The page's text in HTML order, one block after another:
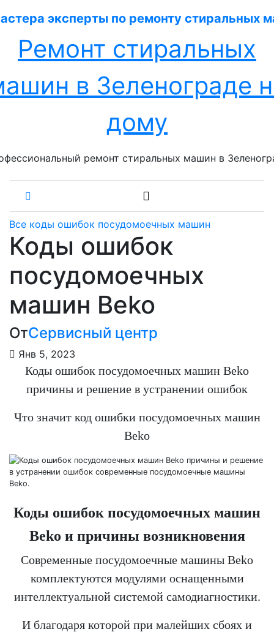
к
Ремонт стиральных
в Зеленограде
дому
ремонт стиральных машин в
Все коды ошибок посудомоечных машин
Коды ошибок
посудомоечных
машин Beko
ОтСервисный центр
Янв 5, 2023
Коды ошибок посудомоечных машин Beko
причины и решение в устранении ошибок
Что значит код ошибки посудомоечных машин
Beko
Коды ошибок посудомоечных машин
Beko и причины возникновения
Современные посудомоечные машины Beko
комплектуются модулями оснащенными
интеллектуальной системой самодиагностики.
И благодаря которой при малейших сбоях и